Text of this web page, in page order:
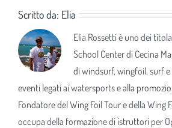
Scritto da: Elia
Elia Rossetti è uno dei
School Center di Cecina
di windsurf, wingfoil, surf
eventi legati ai watersports e alla
Fondatore del Wing Foil Tour e della Wing
occupa della formazione di istruttori per